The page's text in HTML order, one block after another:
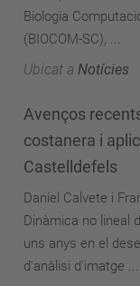
Biologia
(BIOCOM-SC), ...
Ubicat a Notícies
Avenços
costanera i
Castelldefels
Daniel Calvete i
Dinàmica no lineal
uns anys en el
d'anàlisi d'imatge ...